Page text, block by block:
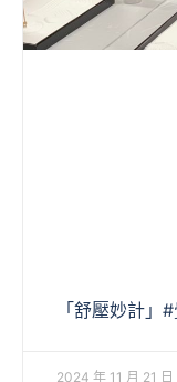
「舒壓妙計」
2024 年 11 月 21 日